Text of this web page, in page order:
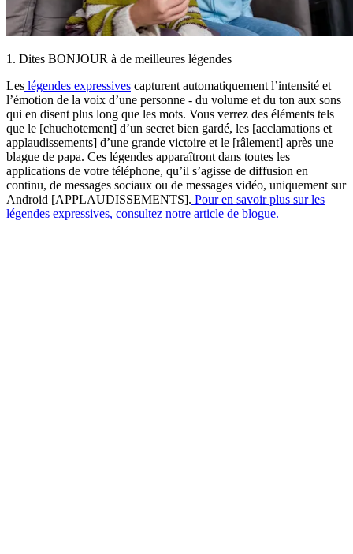
1. Dites BONJOUR à de meilleures légendes
Les légendes expressives capturent automatiquement l’intensité et
l’émotion de la voix d’une personne - du volume et du ton aux sons
qui en disent plus long que les mots. Vous verrez des éléments tels
que le [chuchotement] d’un secret bien gardé, les [acclamations et
applaudissements] d’une grande victoire et le [râlement] après une
blague de papa. Ces légendes apparaîtront dans toutes les
applications de votre téléphone, qu’il s’agisse de diffusion en
continu, de messages sociaux ou de messages vidéo, uniquement sur
Android [APPLAUDISSEMENTS]. Pour en savoir plus sur les
légendes expressives, consultez notre article de blogue.